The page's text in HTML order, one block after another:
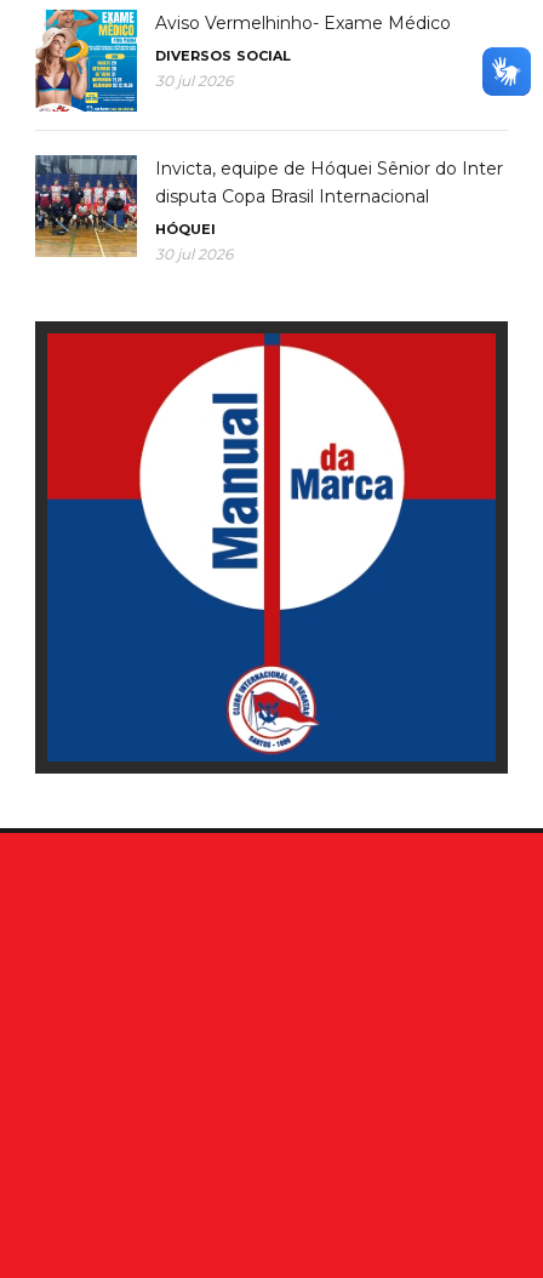
Aviso Vermelhinho- Exame Médico
DIVERSOS SOCIAL
30 jul 2026
Invicta, equipe de Hóquei Sênior do Inter
disputa Copa Brasil Internacional
HÓQUEI
30 jul 2026